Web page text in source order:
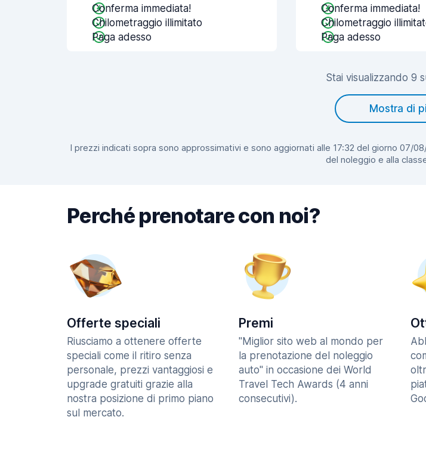
Conferma immediata!
Chilometraggio illimitato
Paga adesso
Conferma immediata!
Chilometraggio
Paga adesso
Stai visualizzando 9
Mostra di
I prezzi indicati sopra sono approssimativi e sono aggiornati alle 17:32 del giorno 07/
del noleggio e alla
Perché prenotare con noi?
Offerte speciali
Riusciamo a ottenere offerte
speciali come il ritiro senza
personale, prezzi vantaggiosi e
upgrade gratuiti grazie alla
nostra posizione di primo piano
sul mercato.
Premi
"Miglior sito web al mondo per
la prenotazione del noleggio
auto" in occasione dei World
Travel Tech Awards (4 anni
consecutivi).